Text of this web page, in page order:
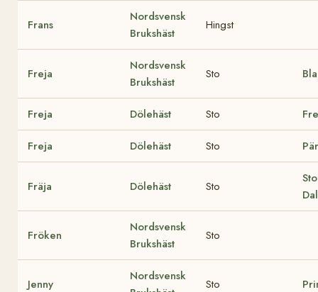
Frans
Nordsvensk
Brukshäst
Hingst
Freja
Nordsvensk
Brukshäst
Sto
Freja Dölehäst Sto
Freja Dölehäst Sto
Fräja Dölehäst Sto
Fröken
Nordsvensk
Brukshäst
Sto
Jenny
Nordsvensk
Sto